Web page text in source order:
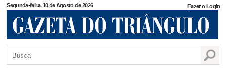
Segunda-feira, 10 de Agosto de 2026 Fazer o Login